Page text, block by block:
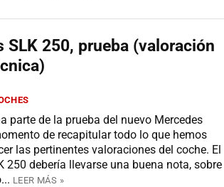
SLK 250, prueba (valoración
parte de la prueba del nuevo Mercedes
de recapitular todo lo que hemos
las pertinentes valoraciones del coche. El
250 debería llevarse una buena nota, sobre
LEER MÁS »